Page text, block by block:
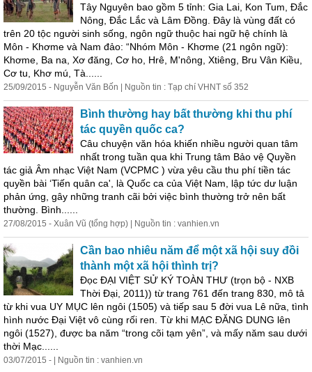
Tây Nguyên bao gồm 5 tỉnh: Gia Lai, Kon Tum, Đắc
Nông, Đắc Lắc và Lâm Đồng. Đây là vùng đất có
trên 20 tộc người sinh sống, ngôn ngữ thuộc hai ngữ hệ chính là
Môn - Khơme và Nam đảo: “Nhóm Môn - Khơme (21 ngôn ngữ):
Khơme, Ba na, Xơ đăng, Cơ ho, Hrê, M'nông, Xtiêng, Bru Vân Kiều,
Cơ tu, Khơ mú, Tà......
25/09/2015 - Nguyễn Văn Bốn | Nguồn tin : Tạp chí VHNT số 352
Bình thường hay bất thường khi thu phí
tác quyền quốc ca?
Câu chuyện văn hóa khiến nhiều người quan tâm
nhất trong tuần qua khi Trung tâm Bảo vệ Quyền
tác giả Âm nhạc Việt Nam (VCPMC ) vừa yêu cầu thu phí tiền tác
quyền bài ‘Tiến quân ca', là Quốc ca của Việt Nam, lập tức dư luận
phản ứng, gây những tranh cãi bởi việc bình thường trở nên bất
thường. Bình......
27/08/2015 - Xuân Vũ (tổng hợp) | Nguồn tin : vanhien.vn
Cần bao nhiêu năm để một xã hội suy đồi
thành một xã hội thình trị?
Đọc ĐẠI VIỆT SỬ KÝ TOÀN THƯ (trọn bộ - NXB
Thời Đại, 2011)) từ trang 761 đến trang 830, mô tả
từ khi vua UY MỤC lên ngôi (1505) và tiếp sau 5 đời vua Lê nữa, tình
hình nước Đại Việt vô cùng rối ren. Từ khi MẠC ĐĂNG DUNG lên
ngôi (1527), được ba năm “trong cõi tạm yên”, và mấy năm sau dưới
thời Mạc......
03/07/2015 - | Nguồn tin : vanhien.vn